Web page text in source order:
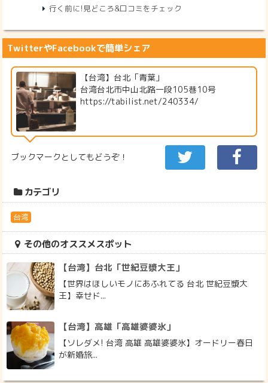
行く前に!見どころ&口コミをチェック
TwitterやFacebookで簡単シェア
【台湾】台北「青葉」
台湾台北市中山北路一段105巷10号
https://tabilist.net/240334/
ブックマークとしてもどうぞ！
カテゴリ
台湾
その他のオススメスポット
【台湾】台北「世紀豆漿大王」
【世界はほしいモノにあふれてる 台北 世紀豆漿大
王】幸せド...
【台湾】高雄「高雄婆婆氷」
【ソレダメ! 台湾 高雄 高雄婆婆氷】オードリー春日
が新婚旅...